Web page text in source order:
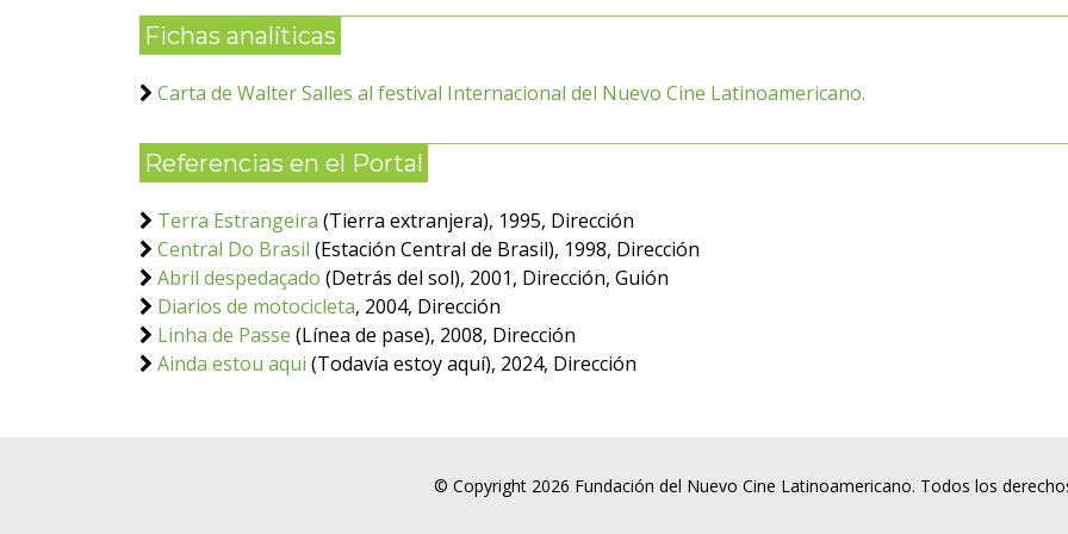
Fichas analíticas
Carta de Walter Salles al festival Internacional del Nuevo Cine Latinoamericano.
Referencias en el Portal
Terra Estrangeira (Tierra extranjera), 1995, Dirección
Central Do Brasil (Estación Central de Brasil), 1998, Dirección
Abril despedaçado (Detrás del sol), 2001, Dirección, Guión
Diarios de motocicleta, 2004, Dirección
Linha de Passe (Línea de pase), 2008, Dirección
Ainda estou aqui (Todavía estoy aquí), 2024, Dirección
© Copyright 2026 Fundación del Nuevo Cine Latinoamericano. Todos los